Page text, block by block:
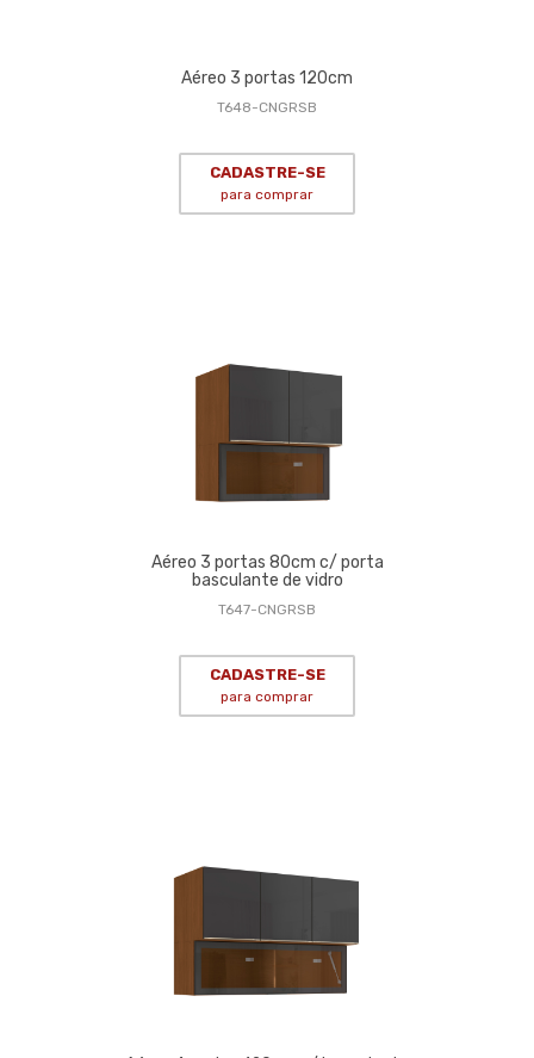
Aéreo 3 portas 120cm
T648-CNGRSB
CADASTRE-SE
para comprar
Aéreo 3 portas 80cm c/ porta
basculante de vidro
T647-CNGRSB
CADASTRE-SE
para comprar